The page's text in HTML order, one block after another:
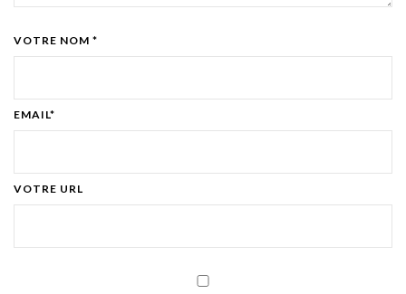
VOTRE NOM *
EMAIL*
VOTRE URL